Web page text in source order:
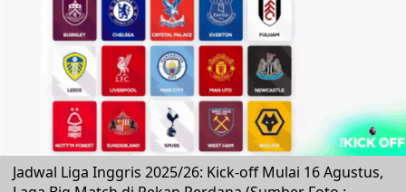
Jadwal Liga Inggris 2025/26: Kick-off Mulai 16 Agustus,